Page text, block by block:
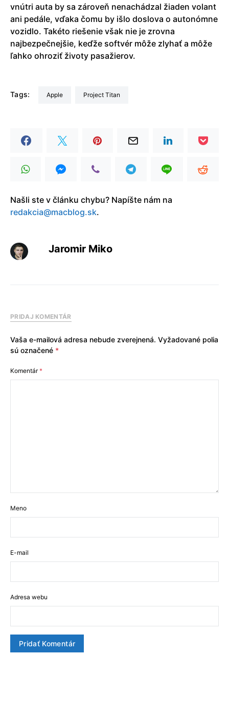
vnútri auta by sa zároveň nenachádzal žiaden volant
ani pedále, vďaka čomu by išlo doslova o autonómne
vozidlo. Takéto riešenie však nie je zrovna
najbezpečnejšie, keďže softvér môže zlyhať a môže
ľahko ohroziť životy pasažierov.
Tags: Apple Project Titan
Našli ste v článku chybu? Napíšte nám na
redakcia@macblog.sk.
Jaromir Miko
PRIDAJ KOMENTÁR
Vaša e-mailová adresa nebude zverejnená. Vyžadované polia
sú označené *
Komentár*
Meno
E-mail
Adresa webu